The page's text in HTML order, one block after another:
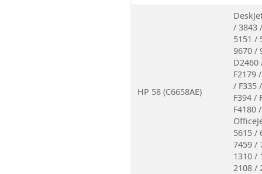
HP 58 (C6658AE)
/ 3843
5151 /
9670 /
D2460
F2179
/ F335
F394 /
F4180
5615 /
7459 /
1310 /
2108 /